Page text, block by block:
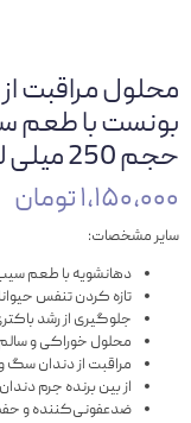
محلول مراقبت
حجم 250 میلی لیتر
۱,۱۵۰,۰۰۰ تومان
سایر مشخصات:
دهانشویه با طعم
تازه کردن تنفس
جلوگیری از رشد
محلول خوراکی و
مراقبت از دندان سگ
از بین برنده جرم
ضدعفونی‌کننده و